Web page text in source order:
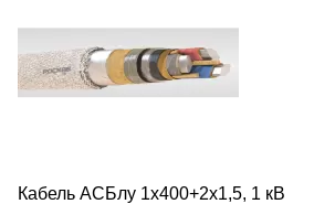
Кабель АСБлу 1х400+2х1,5, 1 кВ